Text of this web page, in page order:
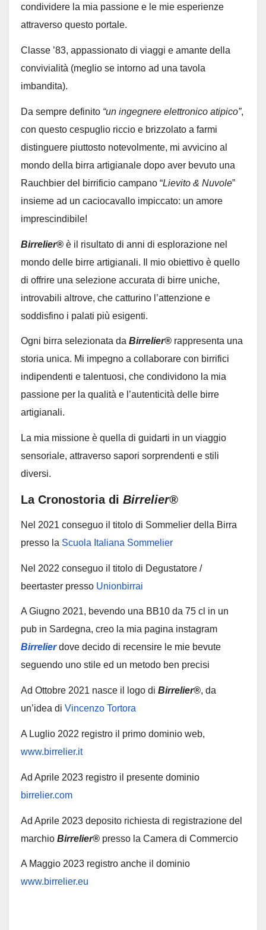
condividere la mia passione e le mie esperienze
attraverso questo portale.
Classe ’83, appassionato di viaggi e amante della
convivialità (meglio se intorno ad una tavola
imbandita).
Da sempre definito “un ingegnere elettronico atipico”,
con questo cespuglio riccio e brizzolato a farmi
distinguere piuttosto notevolmente, mi avvicino al
mondo della birra artigianale dopo aver bevuto una
Rauchbier del birrificio campano “Lievito & Nuvole”
insieme ad un caciocavallo impiccato: un amore
imprescindibile!
Birrelier® è il risultato di anni di esplorazione nel
mondo delle birre artigianali. Il mio obiettivo è quello
di offrire una selezione accurata di birre uniche,
introvabili altrove, che catturino l’attenzione e
soddisfino i palati più esigenti.
Ogni birra selezionata da Birrelier® rappresenta una
storia unica. Mi impegno a collaborare con birrifici
indipendenti e talentuosi, che condividono la mia
passione per la qualità e l’autenticità delle birre
artigianali.
La mia missione è quella di guidarti in un viaggio
sensoriale, attraverso sapori sorprendenti e stili
diversi.
La Cronostoria di Birrelier®
Nel 2021 conseguo il titolo di Sommelier della Birra
presso la Scuola Italiana Sommelier
Nel 2022 conseguo il titolo di Degustatore /
beertaster presso Unionbirrai
A Giugno 2021, bevendo una BB10 da 75 cl in un
pub in Sardegna, creo la mia pagina instagram
Birrelier dove decido di recensire le mie bevute
seguendo uno stile ed un metodo ben precisi
Ad Ottobre 2021 nasce il logo di Birrelier®, da
un’idea di Vincenzo Tortora
A Luglio 2022 registro il primo dominio web,
www.birrelier.it
Ad Aprile 2023 registro il presente dominio
birrelier.com
Ad Aprile 2023 deposito richiesta di registrazione del
marchio Birrelier® presso la Camera di Commercio
A Maggio 2023 registro anche il dominio
www.birrelier.eu